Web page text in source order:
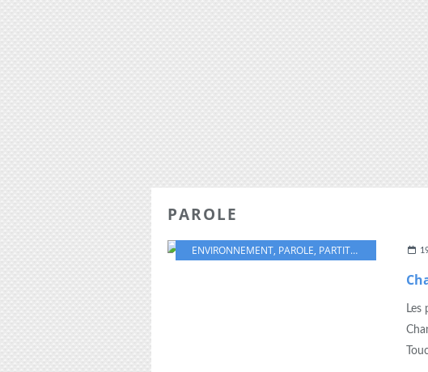
PAROLE
ENVIRONNEMENT, PAROLE, PARTITION
Les